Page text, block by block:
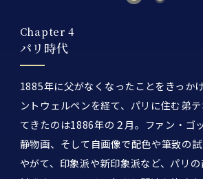
Chapter 4
パリ時代
1885年に父がなくなったことをきっか
ントウェルペンを経て、パリに住む弟
てきたのは1886年の２月。ファン・ゴ
静物画、そして自画像で配色や筆致の試
やがて、印象派や新印象派など、パリ